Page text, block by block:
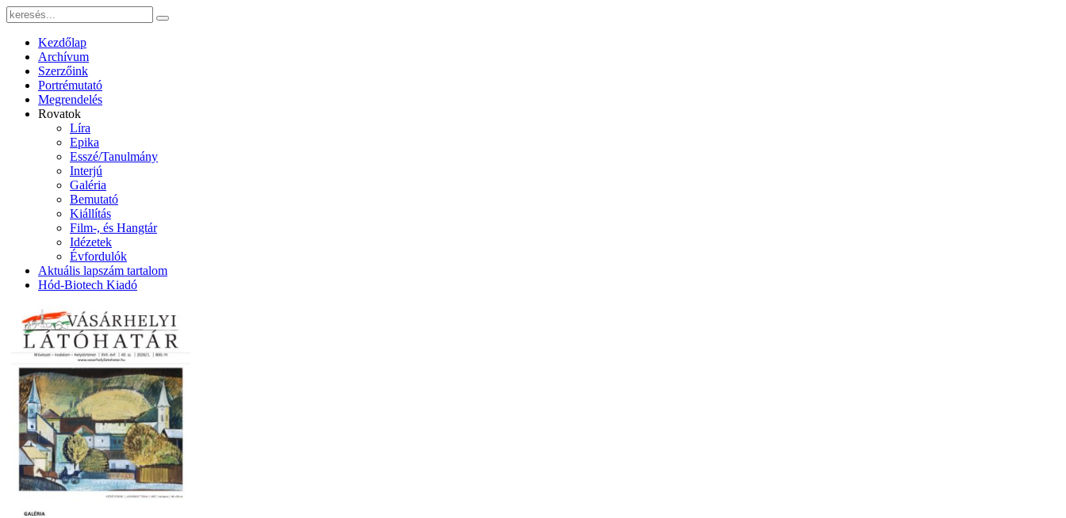
Kezdőlap
Archívum
Szerzőink
Portrémutató
Megrendelés
Rovatok
Líra
Epika
Esszé/Tanulmány
Interjú
Galéria
Bemutató
Kiállítás
Film-, és Hangtár
Idézetek
Évfordulók
Aktuális lapszám tartalom
Hód-Biotech Kiadó